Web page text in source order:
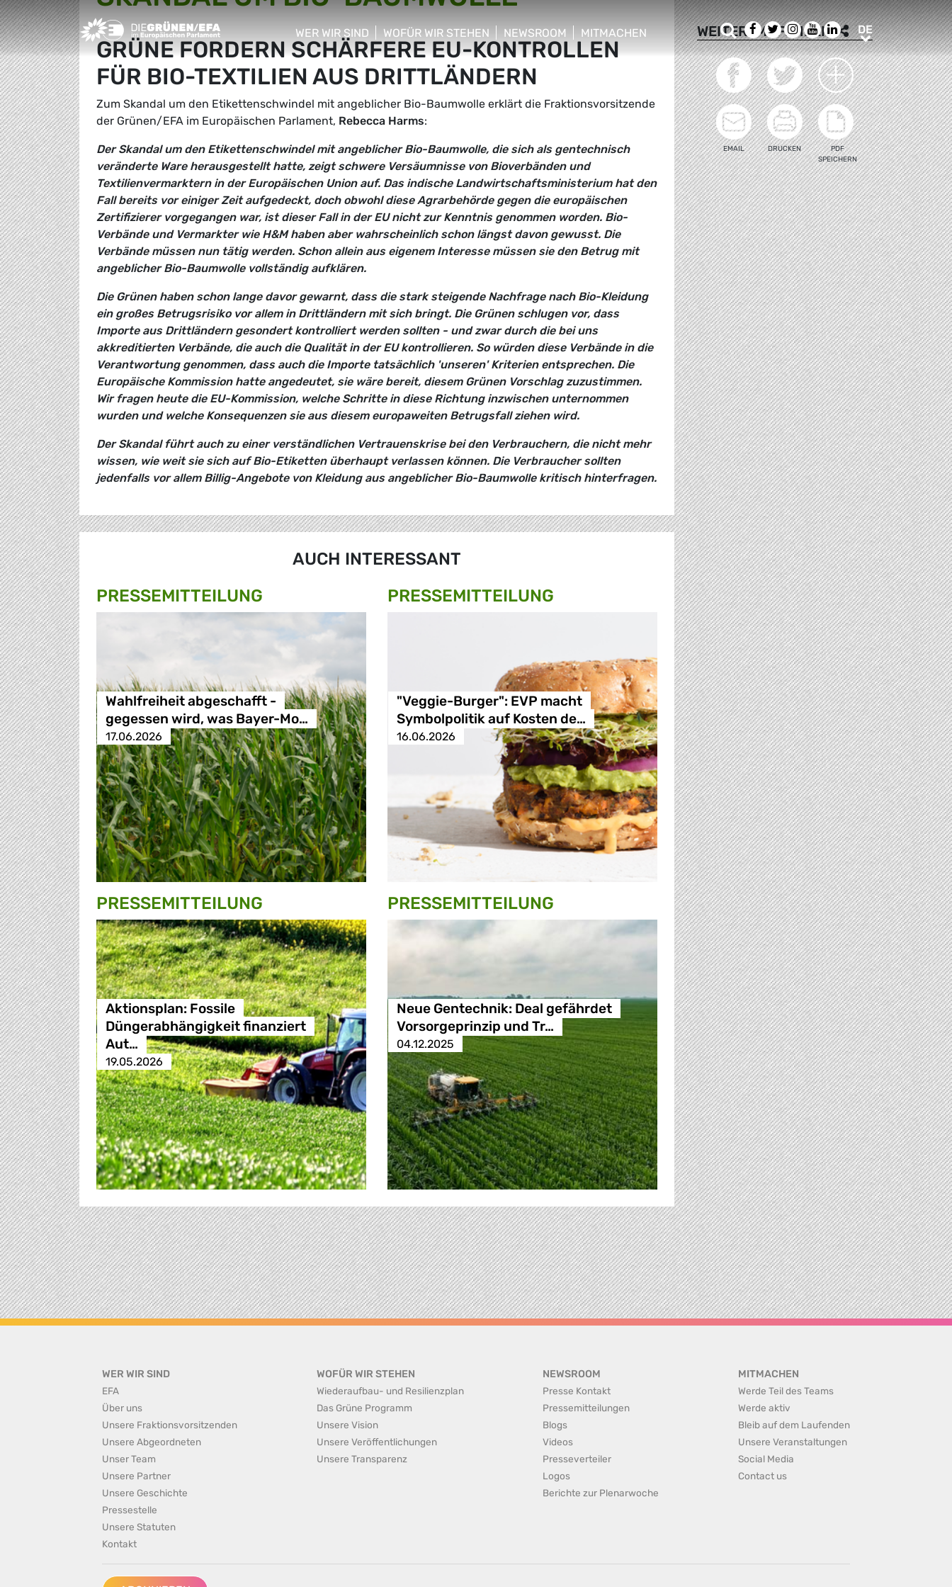
Greens/EFA Home
WER WIR SIND
show/hide sub menu
WOFÜR WIR STEHEN
show/hide sub menu
NEWSROOM
show/hide sub menu
MITMACHEN
show/hide sub menu
SucheFacebook
TwitterInstagram
Youtube
LinkedIn
DEDE
GRÜNE FORDERN SCHÄRFERE EU-KONTROLLEN
FÜR BIO-TEXTILIEN AUS DRITTLÄNDERN
Zum Skandal um den Etikettenschwindel mit angeblicher Bio-Baumwolle erklärt die Fraktionsvorsitzende
der Grünen/EFA im Europäischen Parlament, Rebecca Harms:
Der Skandal um den Etikettenschwindel mit angeblicher Bio-Baumwolle, die sich als gentechnisch
veränderte Ware herausgestellt hatte, zeigt schwere Versäumnisse von Bioverbänden und
Textilienvermarktern in der Europäischen Union auf. Das indische Landwirtschaftsministerium hat den
Fall bereits vor einiger Zeit aufgedeckt, doch obwohl diese Agrarbehörde gegen die europäischen
Zertifizierer vorgegangen war, ist dieser Fall in der EU nicht zur Kenntnis genommen worden. Bio-
Verbände und Vermarkter wie H&M haben aber wahrscheinlich schon längst davon gewusst. Die
Verbände müssen nun tätig werden. Schon allein aus eigenem Interesse müssen sie den Betrug mit
angeblicher Bio-Baumwolle vollständig aufklären.
Die Grünen haben schon lange davor gewarnt, dass die stark steigende Nachfrage nach Bio-Kleidung
ein großes Betrugsrisiko vor allem in Drittländern mit sich bringt. Die Grünen schlugen vor, dass
Importe aus Drittländern gesondert kontrolliert werden sollten - und zwar durch die bei uns
akkreditierten Verbände, die auch die Qualität in der EU kontrollieren. So würden diese Verbände in die
Verantwortung genommen, dass auch die Importe tatsächlich 'unseren' Kriterien entsprechen. Die
Europäische Kommission hatte angedeutet, sie wäre bereit, diesem Grünen Vorschlag zuzustimmen.
Wir fragen heute die EU-Kommission, welche Schritte in diese Richtung inzwischen unternommen
wurden und welche Konsequenzen sie aus diesem europaweiten Betrugsfall ziehen wird.
Der Skandal führt auch zu einer verständlichen Vertrauenskrise bei den Verbrauchern, die nicht mehr
wissen, wie weit sie sich auf Bio-Etiketten überhaupt verlassen können. Die Verbraucher sollten
jedenfalls vor allem Billig-Angebote von Kleidung aus angeblicher Bio-Baumwolle kritisch hinterfragen.
AUCH INTERESSANT
PRESSE­MITTEILUNG
Wahlfreiheit abgeschafft -
gegessen wird, was Bayer-Mo…
17.06.2026
PRESSE­MITTEILUNG
"Veggie-Burger": EVP macht
Symbolpolitik auf Kosten de…
16.06.2026
PRESSE­MITTEILUNG
Aktionsplan: Fossile
Düngerabhängigkeit finanziert
Aut…
19.05.2026
PRESSE­MITTEILUNG
Neue Gentechnik: Deal gefährdet
Vorsorgeprinzip und Tr…
04.12.2025
WEITEREMPFEHLEN
EMAIL DRUCKEN
PDF
SPEICHERN
WER WIR SIND
EFA
Über uns
Unsere Fraktionsvorsitzenden
Unsere Abgeordneten
Unser Team
Unsere Partner
Unsere Geschichte
Pressestelle
Unsere Statuten
Kontakt
WOFÜR WIR STEHEN
Wiederaufbau- und Resilienzplan
Das Grüne Programm
Unsere Vision
Unsere Veröffentlichungen
Unsere Transparenz
NEWSROOM
Presse Kontakt
Pressemitteilungen
Blogs
Videos
Presseverteiler
Logos
Berichte zur Plenarwoche
MITMACHEN
Werde Teil des Teams
Werde aktiv
Bleib auf dem Laufenden
Unsere Veranstaltungen
Social Media
Contact us